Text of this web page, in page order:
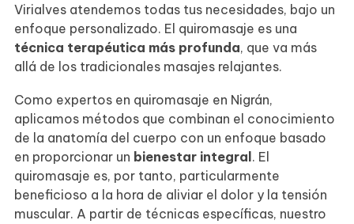
Virialves atendemos todas tus necesidades, bajo un
enfoque personalizado. El quiromasaje es una
técnica terapéutica más profunda, que va más
allá de los tradicionales masajes relajantes.
Como expertos en quiromasaje en Nigrán,
aplicamos métodos que combinan el conocimiento
de la anatomía del cuerpo con un enfoque basado
en proporcionar un bienestar integral . El
quiromasaje es, por tanto, particularmente
beneficioso a la hora de aliviar el dolor y la tensión
muscular. A partir de técnicas específicas, nuestro